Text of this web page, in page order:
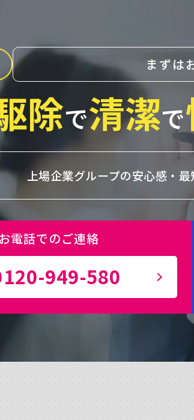
まずは
除で清潔で
上場企業グループの安心感・ 最
お電話でのご連絡
949-580